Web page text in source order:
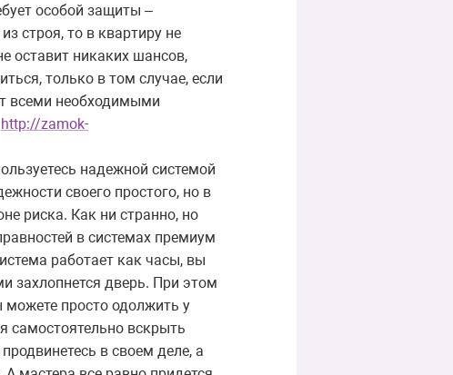
особой защиты –
строя, то в квартиру не
оставит никаких шансов,
только в том случае, если
всеми необходимыми
http://zamok-
надежной системой
своего простого, но в
риска. Как ни странно, но
в системах премиум
работает как часы, вы
захлопнется дверь. При этом
можете просто одолжить у
самостоятельно вскрыть
в своем деле, а